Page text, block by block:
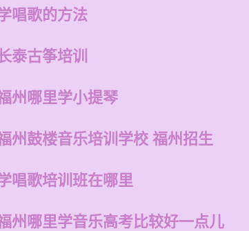
唱歌的方法
泰古筝培训
州哪里学小提琴
州鼓楼音乐培训学校 福州招生
唱歌培训班在哪里
州哪里学音乐高考比较好一点儿